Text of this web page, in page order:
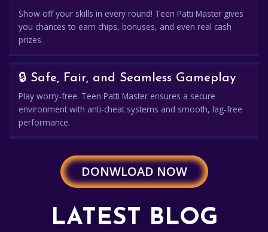
Show off your skills in every round! Teen Patti Master gives
you chances to earn chips, bonuses, and even real cash
prizes.
🔒 Safe, Fair, and Seamless Gameplay
Play worry-free. Teen Patti Master ensures a secure
environment with anti-cheat systems and smooth, lag-free
performance.
DONWLOAD NOW
LATEST BLOG